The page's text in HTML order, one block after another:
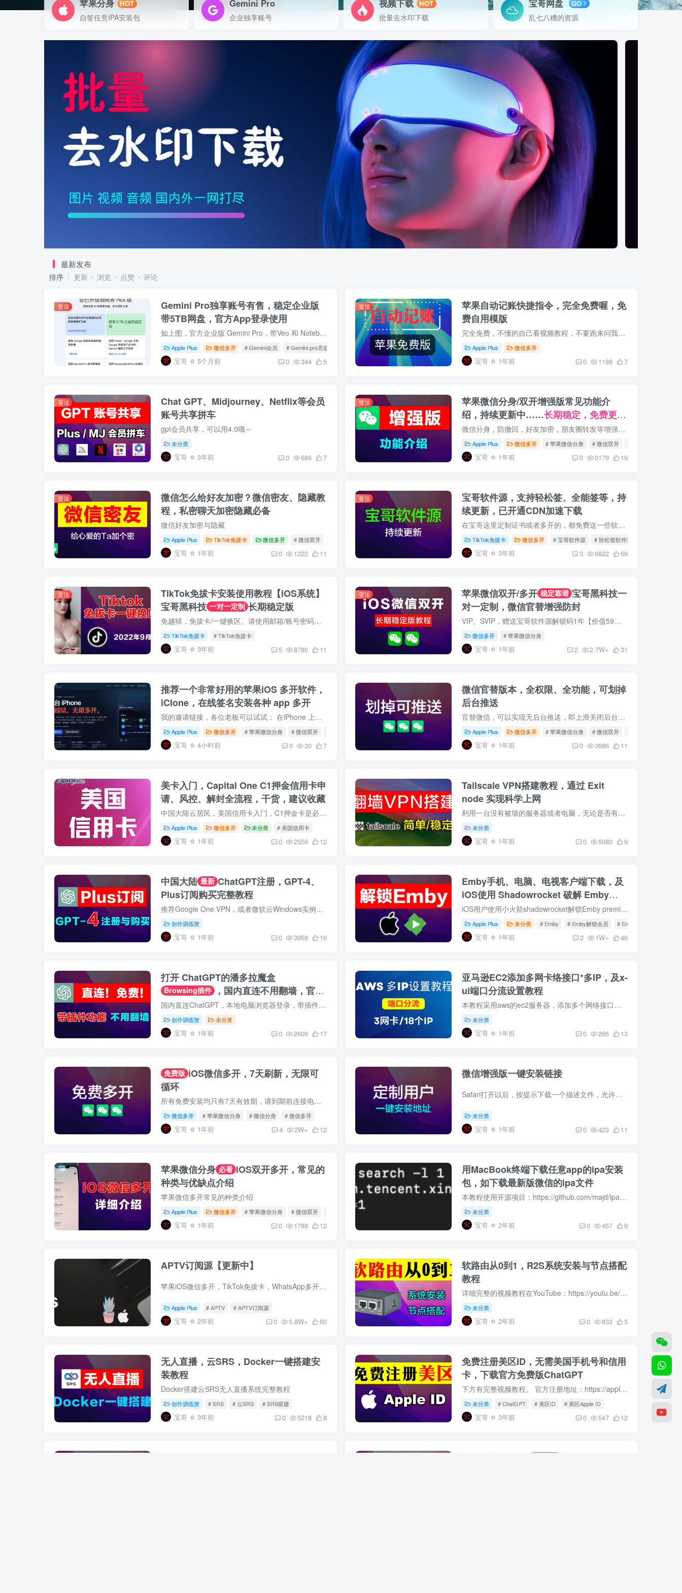
苹果分身 HOT
自签任意IPA安装包
Gemini Pro
企业独享账号
视频下载 HOT
批量去水印下载
宝哥网盘 GO
乱七八糟的资源
最新发布
排序 更新 浏览 点赞 评论
置顶
Gemini Pro独享账号有售，稳定企业版
带5TB网盘，官方App登录使用
如上图，官方企业版 Gemini Pro，带Veo 和 Notebook LM等，带5TB Google Drive，独立谷歌账号，独立容量，独立数据，可以手机app直接登录使用，也可以电脑网页版使用。【企业版，配额更高，不是...
Apple Plus 微信多开 # Gemini会员 # Gemini pro充值 # Gemini拼车
宝哥 5个月前 0 344 5
置顶
苹果自动记账快捷指令，完全免费喔，免
费自用模版
完全免费，不懂的自己看视频教程，不要跑来问我。 视频教程在YouTube和B站（宝哥黑科技）。 YouTube链接：https://youtu.be/kvTIQX6Hg_o B站链接：https://www.bilibili.com/video/BV13TrrYyEWB...
Apple Plus 微信多开
宝哥 1年前 0 1188 7
置顶
Chat GPT、Midjourney、Netflix等会员
账号共享拼车
gpt会员共享，可以用4.0哦～
未分类
宝哥 3年前 0 686 7
置顶
苹果微信分身/双开增强版常见功能介
绍，持续更新中……长期稳定，免费更
新。
微信分身，防撤回，好友加密，朋友圈转发等增强功能。
Apple Plus 微信多开 # 苹果微信分身 # 微信双开
宝哥 1年前 0 3179 19
置顶
微信怎么给好友加密？微信密友、隐藏教
程，私密聊天加密隐藏必备
微信好友加密与隐藏
Apple Plus TikTok免拔卡 微信多开 # 微信双开 # 微信密友
宝哥 1年前 0 1222 11
置顶
宝哥软件源，支持轻松签、全能签等，持
续更新，已开通CDN加速下载
在宝哥这里定制证书或者多开的，都免费送一些软件安装包，为了方便美女靓仔们下载和更新，搭建了一个软件源，并且开启了CDN全球加速。 因为这个CDN+存储桶，成本比较高，所以部分app需要付费解...
TikTok免拔卡 微信多开 # 宝哥软件源 # 轻松签软件源
宝哥 3年前 3 6822 69
置顶
TikTok免拔卡安装使用教程【iOS系统】
宝哥黑科技 一对一定制 长期稳定版
免越狱，免拔卡/一键换区。请使用邮箱/账号密码登录。Tiktok对网络要求远高于YouTube，如果点赞/关注无法同步，请自行更换VPN/梯子，或使用老账号登录。 宝哥Emby公益服上线，VIP/SVIP用户免费...
TikTok免拔卡 # TikTok免拔卡
宝哥 3年前 5 8780 11
置顶 苹果微信双开/多开 稳定靠谱 宝哥黑科技一
对一定制，微信官替增强防封
VIP、SVIP，赠送宝哥软件源解锁码1年【价值59元】。软件源目前有30+软件，包含Tiktok免拔卡、抖音增强版、ins增强版、WhatsApp增强版、酷我音乐会员等，均可无限多开！ 宝哥Emby公益服上线，VIP...
微信多开 # 苹果微信分身
宝哥 1年前 2 2.7W+ 31
推荐一个非常好用的苹果iOS 多开软件，
iClone，在线签名安装各种 app 多开
我的邀请链接，各位老板可以试试： 在iPhone 上的 Safari 打开：https://iosclone.com/r/BAOGE 在 iPhone 上实现免越狱、简单易用的 WhatsApp 及其他 App 多开/分身，推荐使用 iClone 平台： iC...
Apple Plus 微信多开 # 苹果微信分身 # 微信双开
宝哥 4小时前 0 30 7
微信官替版本，全权限、全功能，可划掉
后台推送
官替微信，可以实现无后台推送，即上滑关闭后台依然可以接收信息提示。 此版本包含与增强版相同的插件，可以实现诸多特殊功能。比如朋友圈一键转发、微信密友、防撤回、虚拟视频、隐藏伪装等等...
Apple Plus 微信多开 # 苹果微信分身 # 微信双开
宝哥 1年前 0 3686 11
美卡入门，Capital One C1押金信用卡申
请、风控、解封全流程，干货，建议收藏
中国大陆云居民，美国信用卡入门，C1押金卡是必不可少的一步。本文更新于2024/8/24日，我将详细讲述从申请到被风控，到解封的完整过程和细节。本人不是玩卡达人，仅做个人实际经验分享，希望对...
Apple Plus 微信多开 未分类 # 美国信用卡
宝哥 1年前 0 2556 12
Tailscale VPN搭建教程，通过 Exit
node 实现科学上网
利用一台没有被墙的服务器或者电脑，无论是否有公网IP，都可以作为外部节点实现其他电脑科学上网。 完整视频教程在YouTube：https://youtu.be/Mj2VDIugcd0 第一步：白嫖一个境外服务器 有一张Vi...
未分类
宝哥 1年前 0 5080 9
中国大陆 最新 ChatGPT注册，GPT-4、
Plus订阅购买完整教程
推荐Google One VPN，或者微软云Windows实例，记得注册购买好ChatGPT以后及时删除实例以及对应的IP。推荐Depay虚拟信用卡，但是充值手续费比较贵，你有别的非中国境内的卡也可以试试。 ❤️微软...
创作训练营
宝哥 1年前 0 3958 16
Emby手机、电脑、电视客户端下载，及
iOS使用 Shadowrocket 破解 Emby
Premiere 教程
iOS用户使用小火箭shadowrocket解锁Emby premiere会员。
Apple Plus 未分类 # Emby # Emby解锁会员 # Emby客户端
宝哥 1年前 2 1W+ 46
打开 ChatGPT的潘多拉魔盒
Browsing插件 ，国内直连不用翻墙，官网
登录带插件功能
国内直连ChatGPT，本地电脑浏览器登录，带插件功能。
创作训练营 未分类
宝哥 1年前 0 2609 17
亚马逊EC2添加多网卡络接口*多IP，及x-
ui端口分流设置教程
本教程采用aws的ec2服务器，添加多个网络接口，配置多个IP，并利用x-ui实现不同端口访问不同的落地IP。 详细视频教程在YouTube频道：https://youtu.be/fzOtQG3SNuo 这里是一键添加IP到不同网卡...
未分类
宝哥 1年前 0 266 13
免费版 iOS微信多开，7天刷新，无限可
循环
所有免费安装均只有7天有效期，请到期前连接电脑刷新重装。欢迎老板定制长期稳定版，功能更多，一键安装更简单。 点击下方链接查看详细视频： Altstore安装详细教程【Windows版本】 Altstore安...
微信多开 # 苹果微信分身 # 微信分身 # 微信多开
宝哥 1年前 4 2W+ 12
微信增强版一键安装链接
Safari打开以后，按提示下载一个描述文件，允许并关闭，返回到手机系统设置，在你的ID头像下面，有一个”已下载的描述文件“，点进去安装。安装好会自动返回到浏览器，等待刷新倒计时，然后点”...
未分类
宝哥 1年前 0 423 11
苹果微信分身 必看 iOS双开多开，常见的
种类与优缺点介绍
苹果微信多开常见的种类介绍
Apple Plus 微信多开 # 苹果微信分身 # 微信双开
宝哥 1年前 0 1788 12
用MacBook终端下载任意app的ipa安装
包，如下载最新版微信的ipa文件
本教程使用开源项目：https://github.com/majd/ipatool 注意，此方法下载的ipa文件是没有脱壳的。 第一步：安装“brew” 打开终端/terminal，输入： /bin/bash -c '$(curl -fsSL https://raw.gi...
未分类
宝哥 2年前 0 457 9
APTV订阅源【更新中】
苹果iOS微信多开，TikTok免拔卡，WhatsApp多开，任意iOS系统均可安装，长期稳定，联系微信：809086699 ~~~~~~~~~~~~~~~ 宝哥网盘还有其他书源/漫画软件，可以在此查看： https://pan.baoge.vip ...
Apple Plus # APTV # APTV订阅源
宝哥 2年前 0 5.8W+ 60
软路由从0到1，R2S系统安装与节点搭配
教程
详细完整的视频教程在YouTube：https://youtu.be/GgSwUJDAePs 本文为文字版，列出视频中所需要的链接。 R2S为入门款软路由，价格便宜，淘宝京东都有，可以要求卖家刷好系统，喜欢折腾研究的同学...
未分类
宝哥 2年前 0 833 5
无人直播，云SRS，Docker一键搭建安
装教程
Docker搭建云SRS无人直播系统完整教程
创作训练营 # SRS # 云SRS # SRS搭建
宝哥 3年前 0 5218 8
免费注册美区ID，无需美国手机号和信用
卡，下载官方免费版ChatGPT
下方有完整视频教程。 官方注册地址：https://appleid.apple.com/ 使用自己的邮箱和手机号码！ 先注册一个中国区的Apple ID，注册好以后，点“国家和地区”，然后更换地区。 美国地址生成器：ht...
未分类 # ChatGPT # 美区ID # 美区Apple ID
宝哥 3年前 0 547 12